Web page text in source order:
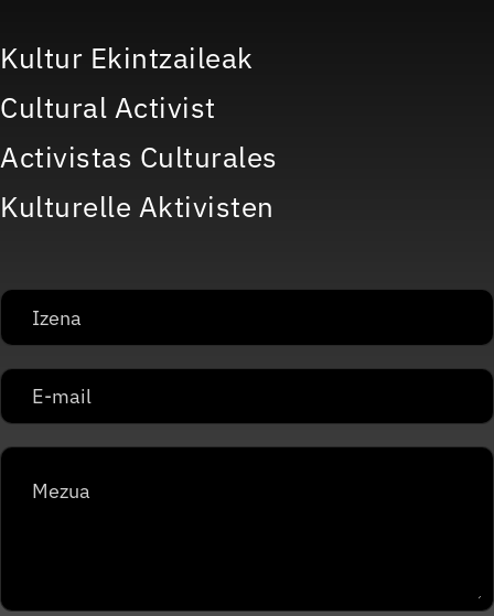
Kultur Ekintzaileak
Cultural Activist
Activistas Culturales
Kulturelle Aktivisten